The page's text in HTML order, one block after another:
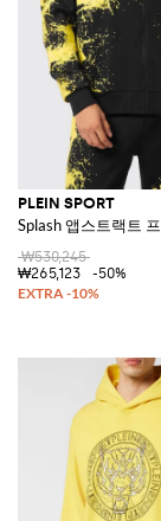
PLEIN SPORT
Splash 앱스트랙트
₩530,245
₩265,123
-50%